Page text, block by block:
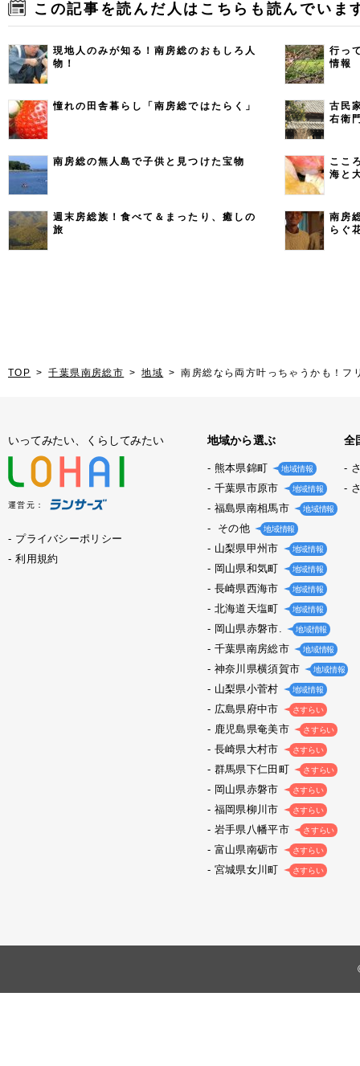
この記事を読んだ人はこちらも読んでいま
現地人のみが知る！南房総のおもしろ人
物！
行っ
情報
憧れの田舎暮らし「南房総ではたらく」
古民
右衛
南房総の無人島で子供と見つけた宝物
ここ
海と
週末房総族！食べて＆まったり、癒しの
旅
南房
らぐ
TOP 千葉県南房総市 地域 南房総なら両方叶っちゃうかも！フ
いってみたい、くらしてみたい
運営元：
プライバシーポリシー
利用規約
地域から選ぶ
熊本県錦町 地域情報
千葉県市原市 地域情報
福島県南相馬市 地域情報
その他 地域情報
山梨県甲州市 地域情報
岡山県和気町 地域情報
長崎県西海市 地域情報
北海道天塩町 地域情報
岡山県赤磐市. 地域情報
千葉県南房総市 地域情報
神奈川県横須賀市 地域情報
山梨県小菅村 地域情報
広島県府中市 さすらい
鹿児島県奄美市 さすらい
長崎県大村市 さすらい
群馬県下仁田町 さすらい
岡山県赤磐市 さすらい
福岡県柳川市 さすらい
岩手県八幡平市 さすらい
富山県南砺市 さすらい
宮城県女川町 さすらい
全